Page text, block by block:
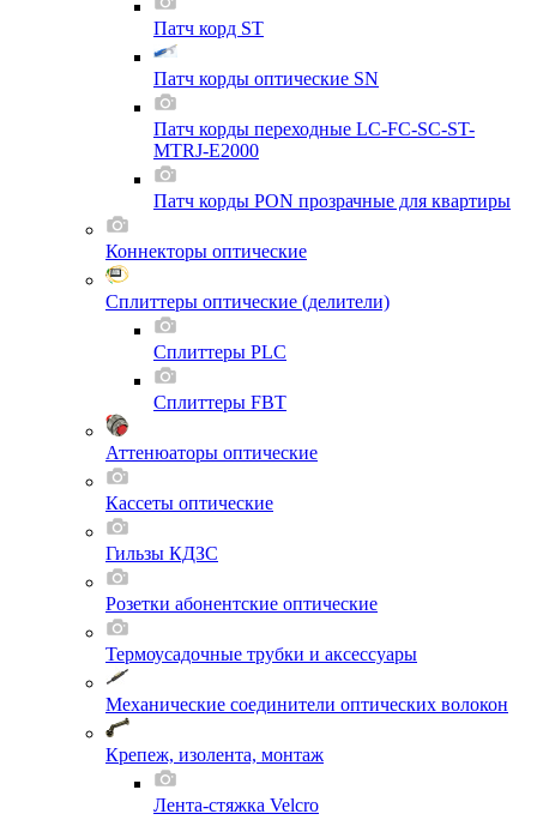
Патч корд ST
Патч корды оптические SN
Патч корды переходные LC-FC-SC-ST-
MTRJ-E2000
Патч корды PON прозрачные для квартиры
Коннекторы оптические
Сплиттеры оптические (делители)
Сплиттеры PLC
Сплиттеры FBT
Аттенюаторы оптические
Кассеты оптические
Гильзы КДЗС
Розетки абонентские оптические
Термоусадочные трубки и аксессуары
Механические соединители оптических волокон
Крепеж, изолента, монтаж
Лента-стяжка Velcro